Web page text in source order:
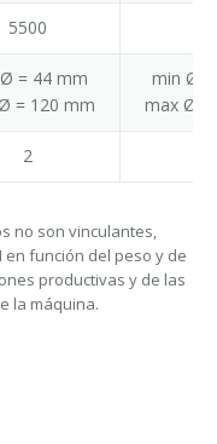
5500
= 44 mm
= 120 mm
min Ø
max Ø =
2
no son vinculantes,
función del peso y de
productivas y de las
la máquina.